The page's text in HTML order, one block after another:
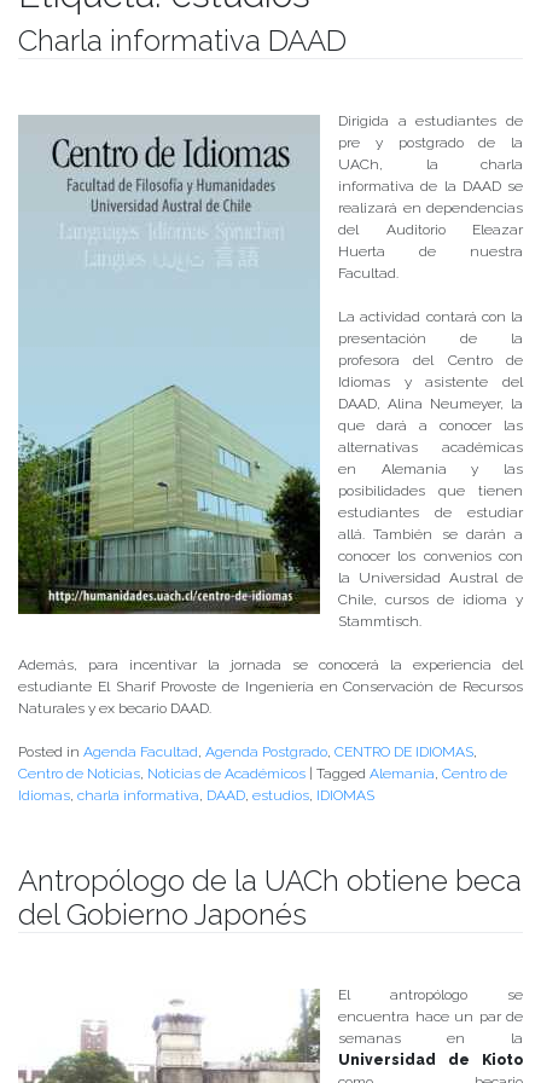
Charla informativa DAAD
Dirigida a estudiantes de
pre y postgrado de la
UACh, la charla
informativa de la DAAD se
realizará en dependencias
del Auditorio Eleazar
Huerta de nuestra
Facultad.
La actividad contará con la
presentación de la
profesora del Centro de
Idiomas y asistente del
DAAD, Alina Neumeyer, la
que dará a conocer las
alternativas académicas
en Alemania y las
posibilidades que tienen
estudiantes de estudiar
allá. También se darán a
conocer los convenios con
la Universidad Austral de
Chile, cursos de idioma y
Stammtisch.
Además, para incentivar la jornada se conocerá la experiencia del
estudiante El Sharif Provoste de Ingeniería en Conservación de Recursos
Naturales y ex becario DAAD.
Posted in Agenda Facultad, Agenda Postgrado, CENTRO DE IDIOMAS,
Centro de Noticias, Noticias de Académicos Tagged Alemania, Centro de
Idiomas, charla informativa, DAAD, estudios, IDIOMAS
Antropólogo de la UACh obtiene beca
del Gobierno Japonés
El antropólogo se
encuentra hace un par de
semanas en la
Universidad de Kioto